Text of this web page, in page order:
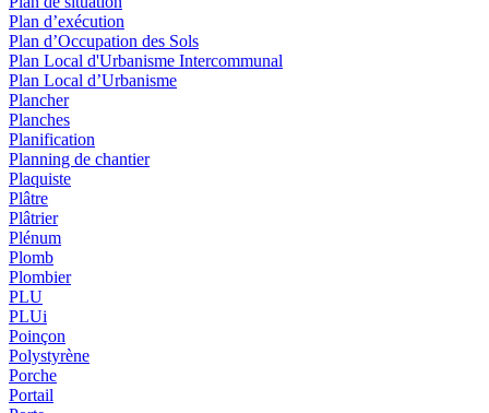
Plan d’exécution
Plan d’Occupation des Sols
Plan Local d'Urbanisme Intercommunal
Plan Local d’Urbanisme
Plancher
Planches
Planification
Planning de chantier
Plaquiste
Plâtre
Plâtrier
Plénum
Plomb
Plombier
PLU
PLUi
Poinçon
Polystyrène
Porche
Portail